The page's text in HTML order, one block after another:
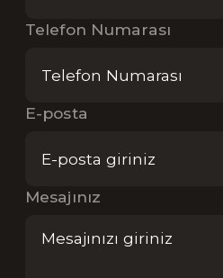
Telefon Numarası
E-posta
Mesajınız